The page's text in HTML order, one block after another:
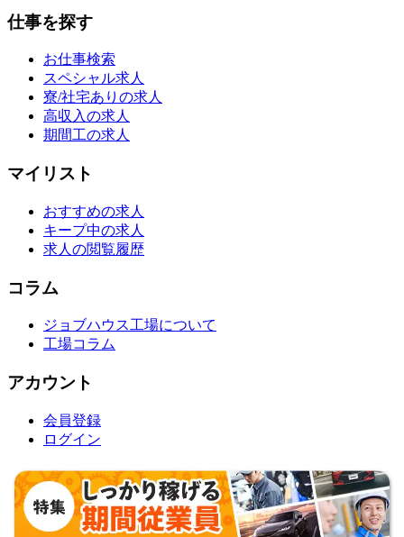
仕事を探す
お仕事検索
スペシャル求人
寮/社宅ありの求人
高収入の求人
期間工の求人
マイリスト
おすすめの求人
キープ中の求人
求人の閲覧履歴
コラム
ジョブハウス工場について
工場コラム
アカウント
会員登録
ログイン